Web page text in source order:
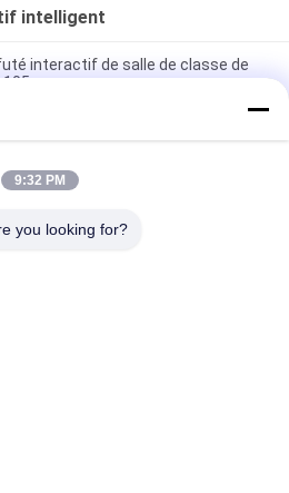
intelligent
interactif de salle de classe de
pouces
tout-en-un JCVISION I3 55
Smart Board Zoom Tableau
9:32 PM
you looking for?